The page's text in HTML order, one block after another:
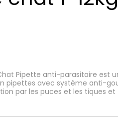
Pipette anti-parasitaire est
pipettes avec système anti-
par les puces et les tiques et